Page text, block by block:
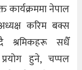
कार्यक्रममा नेपाल
करिम बक्स
श्रमिकहरू सधैँ
हुने, चप्पल